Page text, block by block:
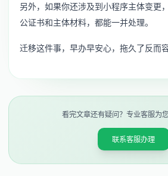
另外，如果你还涉及到小程序主体变更
公证书和主体材料，都能一并处理。
迁移这件事，早办早安心，拖久了反而
看完文章还有疑问？专业客服为
联系客服办理